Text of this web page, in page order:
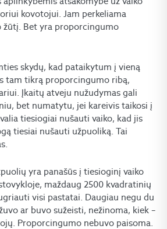
kovotojui. Jam perkeliama
žūtį. Bet yra proporcingumo
skydų, kad pataikytum į vieną
tam tikrą proporcingumo ribą,
Įkaitų atveju nužudymas gali
bet numatytu, jei kareivis taikosi į
tiesiogiai nušauti vaiko, kad jis
tiesiai nušauti užpuoliką. Tai
yra panašūs į tiesioginį vaiko
maždaug 2500 kvadratinių
visi pastatai. Daugiau negu du
ar buvo sužeisti, nežinoma, kiek –
Proporcingumo nebuvo paisoma.